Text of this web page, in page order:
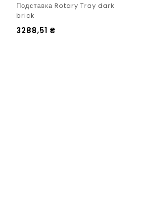
Подставка Rotary Tray dark
brick
3288,51 ₴